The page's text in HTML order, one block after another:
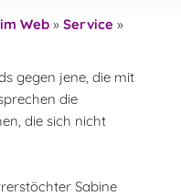
Web » Service »
gegen jene, die mit
die
die sich nicht
Sabine